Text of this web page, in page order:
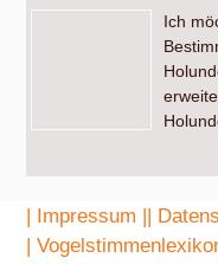
Ich
| Impressum | |
| Vogelstimmenlexikon